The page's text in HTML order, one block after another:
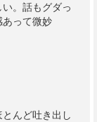
。話もグダっ
って微妙
んど吐き出し